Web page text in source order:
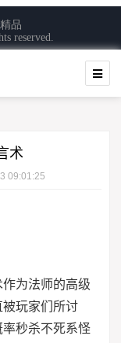
术
09:01:25
为法师的高级
玩家们所讨
秒杀不死系怪